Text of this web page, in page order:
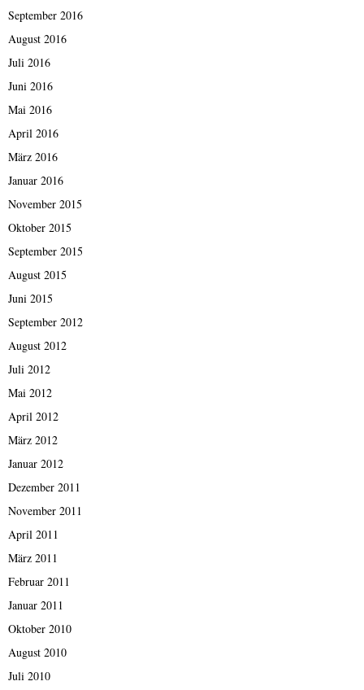
September 2016
August 2016
Juli 2016
Juni 2016
Mai 2016
April 2016
März 2016
Januar 2016
November 2015
Oktober 2015
September 2015
August 2015
Juni 2015
September 2012
August 2012
Juli 2012
Mai 2012
April 2012
März 2012
Januar 2012
Dezember 2011
November 2011
April 2011
März 2011
Februar 2011
Januar 2011
Oktober 2010
August 2010
Juli 2010